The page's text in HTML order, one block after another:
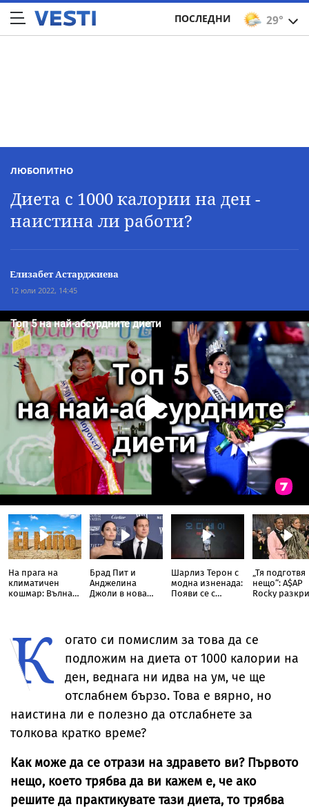
29°
ПОСЛЕДНИ
ЛЮБОПИТНО
Диета с 1000 калории на ден -
наистина ли работи?
Елизабет Астарджиева
12 юли 2022, 14:45
На прага на
климатичен
кошмар: Вълна
нива
Брад Пит и
Анджелина
Джоли в нова
Шарлиз Терон с
модна изненада:
Появи се с
„Тя подготвя
нещо“: A$AP
Rocky
К
огато си помислим за това да се
подложим на диета от 1000 калории на
ден, веднага ни идва на ум, че ще
отслабнем бързо. Това е вярно, но
наистина ли е полезно да отслабнете за
толкова кратко време?
Как може да се отрази на здравето ви? Първото
нещо, което трябва да ви кажем е, че ако
решите да практикувате тази диета, то трябва